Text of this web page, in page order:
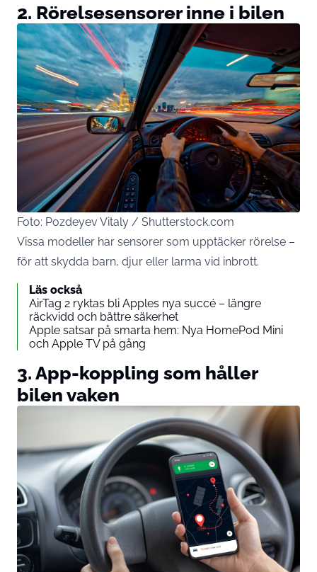
2. Rörelsesensorer inne i bilen
Foto: Pozdeyev Vitaly / Shutterstock.com
Vissa modeller har sensorer som upptäcker rörelse –
för att skydda barn, djur eller larma vid inbrott.
Läs också
AirTag 2 ryktas bli Apples nya succé – längre
räckvidd och bättre säkerhet
Apple satsar på smarta hem: Nya HomePod Mini
och Apple TV på gång
3. App-koppling som håller
bilen vaken